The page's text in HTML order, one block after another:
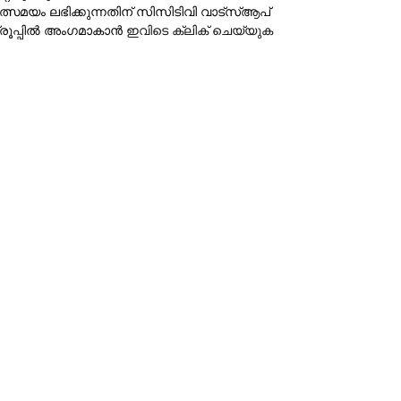
ലഭിക്കുന്നതിന് സിസിടിവി വാട്‌സ്ആപ്
അംഗമാകാന്‍ ഇവിടെ ക്ലിക് ചെയ്യുക